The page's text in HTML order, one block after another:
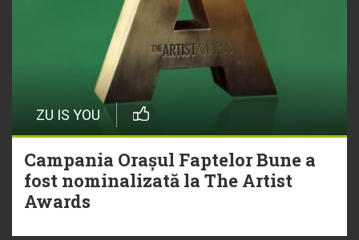
ZU IS YOU
Campania Orașul Faptelor Bune a
fost nominalizată la The Artist
Awards